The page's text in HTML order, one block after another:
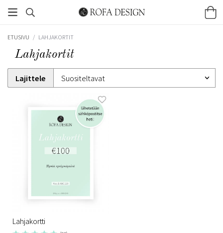
ETUSIVU / LAHJAKORTIT
Lahjakortit
Lajittele
Lahjakortti